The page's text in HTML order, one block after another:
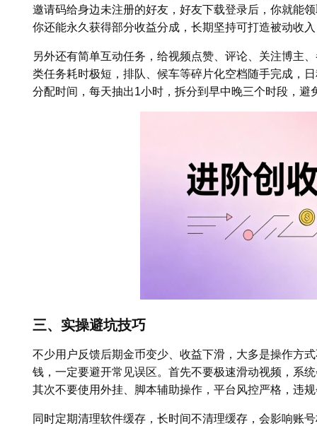
邀请码给身边未注册的好友，好友下载登录后，你就能
你还能永久获得部分收益分成，长期坚持可打造被动收
另外还有简单互动任务，给视频点赞、评论、关注博主
类任务耗时极短，排队、候车等碎片化空档随手完成，
分配时间，每天抽出1小时，拆分到早中晚三个时段，避
三、实操避坑技巧
不少用户反馈后期金币变少、收益下滑，大多是操作方
钱，一定要避开常见误区。首先不要极速滑动视频，系
其次不要使用外挂、脚本辅助操作，平台风控严格，违
同时定期清理软件缓存，长时间不清理缓存，会影响账